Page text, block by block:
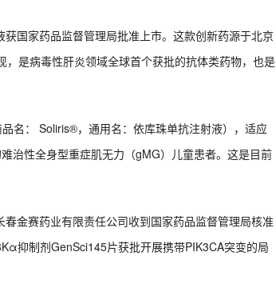
国家药品监督管理局批准上市。这款创新药源于北京
是病毒性肝炎领域全球首个获批的抗体类药物，也是
名： Soliris®，通用名：依库珠单抗注射液），适应
治性全身型重症肌无力（gMG）儿童患者。这是目前
金赛药业有限责任公司收到国家药品监督管理局核准
抑制剂GenSci145片获批开展携带PIK3CA突变的局